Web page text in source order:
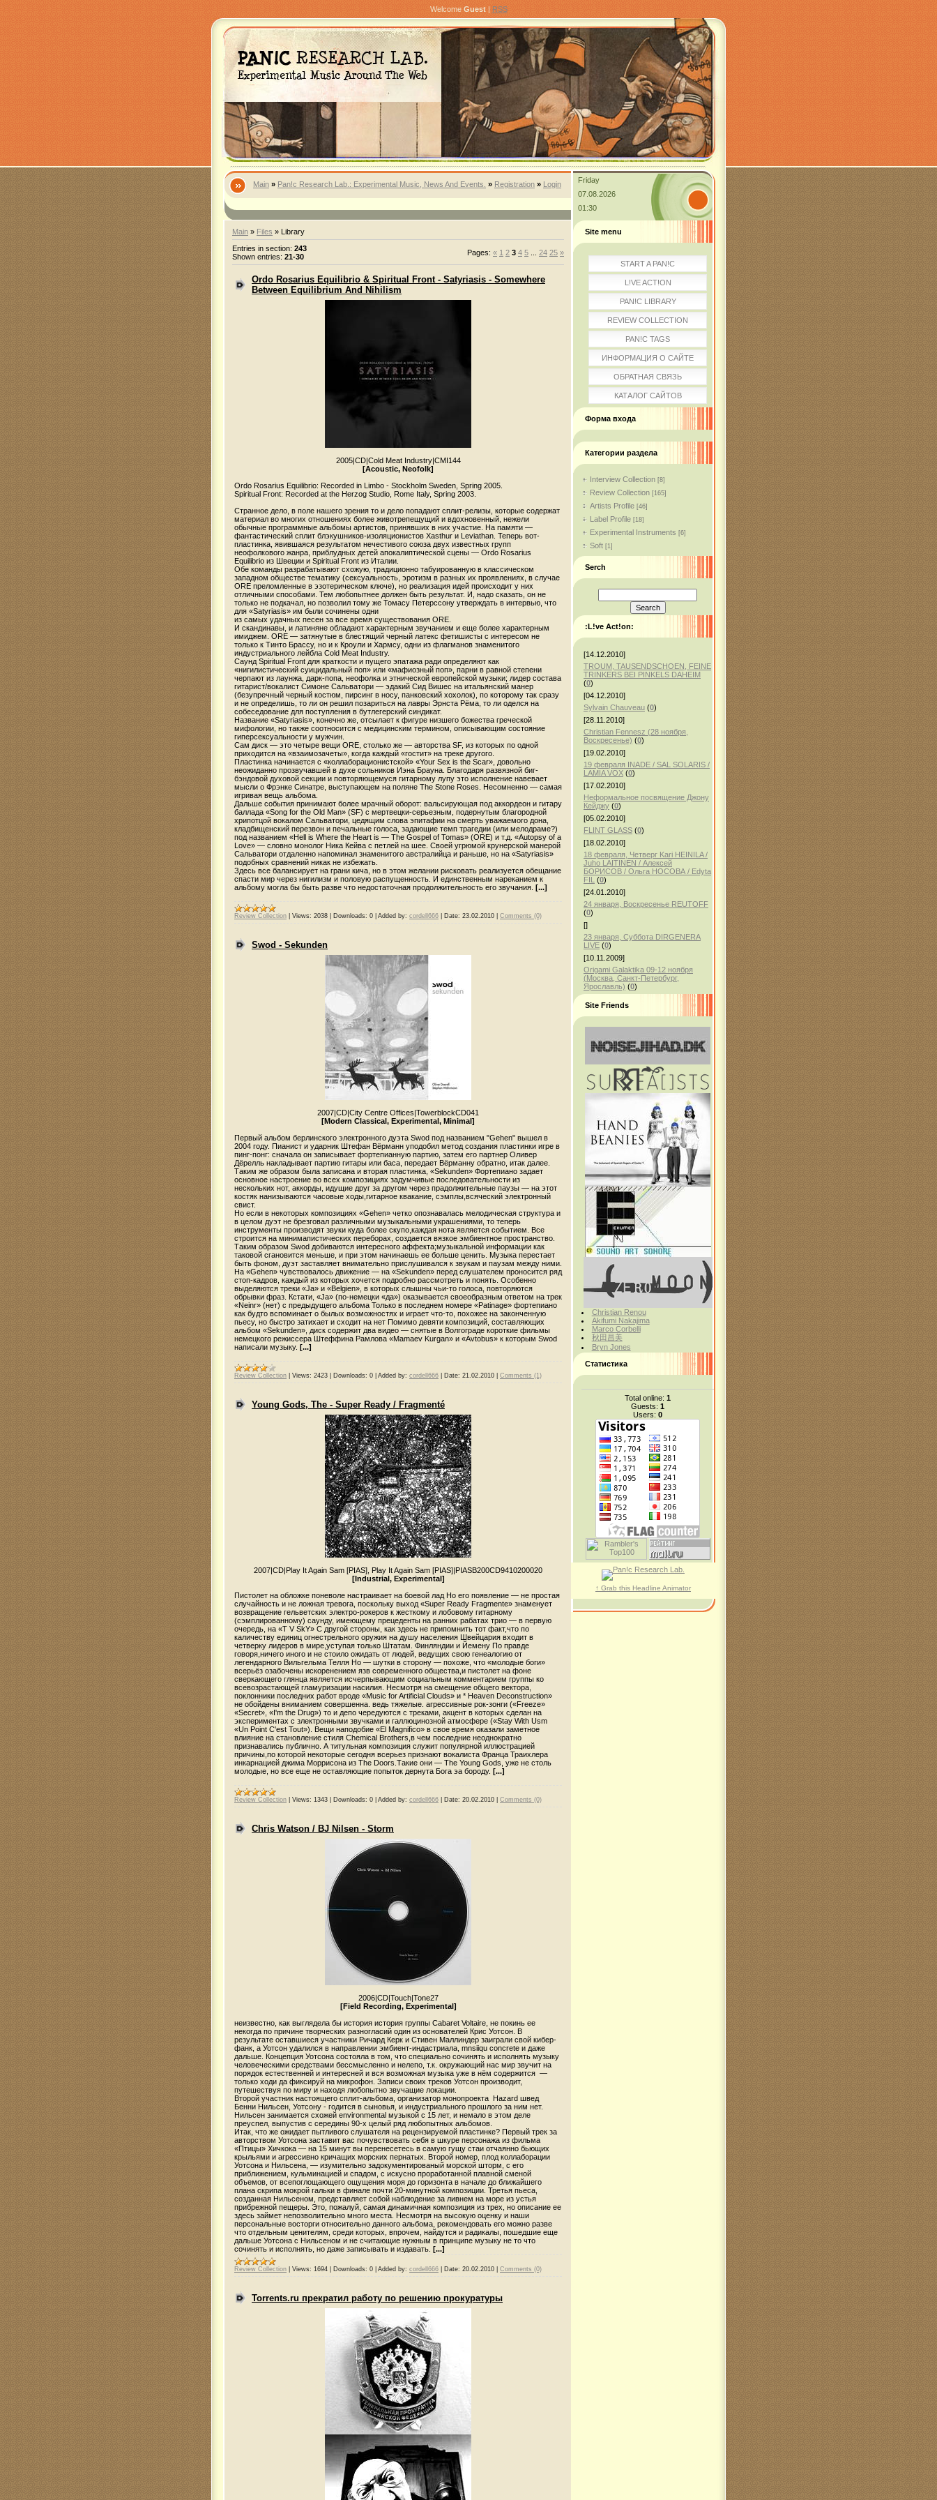
Welcome Guest| RSS
Main » Pan!c Research Lab.: Experimental Music, News And Events. » Registration » Login
Friday
07.08.2026
01:30
Main » Files » Library
Entries in section: 243
Shown entries: 21-30 Pages: « 1 2 3 4 5 24 25 »
Ordo Rosarius Equilibrio & Spiritual Front - Satyriasis - Somewhere
Between Equilibrium And Nihilism
2005| CD| Cold Meat Industry| CMI144
[Acoustic, Neofolk]
Ordo Rosarius Equilibrio: Recorded in Limbo - Stockholm Sweden, Spring 2005.
Spiritual Front: Recorded at the Herzog Studio, Rome Italy, Spring 2003.
Cтранное дело, в поле нашего зрения то и дело попадают сплит-релизы, которые содержат
материал во многих отношениях более животрепещущий и вдохновенный, нежели
обычные программные альбомы артистов, принявших в них участие. На памяти —
фантастический сплит блэкушников-изоляционистов Xasthur и Leviathan. Теперь вот-
пластинка, явившаяся результатом нечестивого союза двух известных групп
неофолкового жанра, приблудных детей апокалиптической сцены — Ordo Rosarius
Equilibrio из Швеции и Spiritual Front из Италии.
Обе команды разрабатывают схожую, традиционно табуированную в классическом
западном обществе тематику (сексуальность, эротизм в разных их проявлениях, в случае
ORE преломленные в эзотерическом ключе), но реализация идей происходит у них
отличными способами. Тем любопытнее должен быть результат. И, надо сказать, он не
только не подкачал, но позволил тому же Томасу Петерссону утверждать в интервью, что
для «Satyriasis» им были сочинены одни
из самых удачных песен за все время существования ORE.
И скандинавы, и латиняне обладают характерным звучанием и еще более характерным
имиджем. ORE — затянутые в блестящий черный латекс фетишисты с интересом не
только к Тинто Брассу, но и к Кроули и Хармсу, одни из флагманов знаменитого
индустриального лейбла Cold Meat Industry.
Саунд Spiritual Front для краткости и пущего эпатажа ради определяют как
«нигилистический суицидальный поп» или «мафиозный поп», парни в равной степени
черпают из лаунжа, дарк-попа, неофолка и этнической европейской музыки; лидер состава
гитарист/вокалист Симоне Сальватори — эдакий Сид Вишес на итальянский манер
(безупречный черный костюм, пирсинг в носу, панковский хохолок), по которому так сразу
и не определишь, то ли он решил позариться на лавры Эрнста Рёма, то ли оделся на
собеседование для поступления в бутлегерский синдикат.
Название «Satyriasis», конечно же, отсылает к фигуре низшего божества греческой
мифологии, но также соотносится с медицинским термином, описывающим состояние
гиперсексуальности у мужчин.
Сам диск — это четыре вещи ORE, столько же — авторства SF, из которых по одной
приходится на «взаимозачеты», когда каждый «гостит» на треке другого.
Пластинка начинается с «коллаборационистской» «Your Sex is the Scar», довольно
неожиданно прозвучавшей в духе сольников Иэна Брауна. Благодаря развязной биг-
бэндовой духовой секции и повторяющемуся гитарному лупу это исполнение навевает
мысли о Фрэнке Синатре, выступающем на поляне The Stone Roses. Несомненно — самая
игривая вещь альбома.
Дальше события принимают более мрачный оборот: вальсирующая под аккордеон и гитару
баллада «Song for the Old Man» (SF) с мертвецки-серьезным, подернутым благородной
хрипотцой вокалом Сальватори, цедящим слова эпитафии на смерть уважаемого дона,
кладбищенский перезвон и печальные голоса, задающие темп трагедии (или мелодраме?)
под названием «Hell is Where the Heart is — The Gospel of Tomas» (ORE) и т.д. «Autopsy of а
Love» — словно монолог Ника Кейва с петлей на шее. Своей угрюмой крунерской манерой
Сальватори отдаленно напоминал знаменитого австралийца и раньше, но на «Satyriasis»
подобных сравнений никак не избежать.
Здесь все балансирует на грани кича, но в этом желании рисковать реализуется обещание
спасти мир через нигилизм и половую распущенность. И единственным нареканием к
альбому могла бы быть разве что недостаточная продолжительность его звучания.
[...]
Review Collection Views: 2038 Downloads: 0 Added by: cordell666 Date: 23.02.2010 Comments (0)
Swod - Sekunden
2007 CD City Centre Offices TowerblockCD041
[Modern Classical, Experimental, Minimal]
Первый альбом берлинского электронного дуэта Swod под названием "Gehen" вышел в
2004 году. Пианист и ударник Штефан Вёрманн уподобил метод создания пластинки игре в
пинг-понг: сначала он записывает фортепианную партию, затем его партнер Оливер
Дёрелль накладывает партию гитары или баса, передает Вёрманну обратно, итак далее.
Таким же образом была записана и вторая пластинка, «Sekunden» Фортепиано задает
основное настроение во всех композициях задумчивые последовательности из
нескольких нот, аккорды, идущие друг за другом через прадолжительные паузы — на этот
костяк нанизываются часовые ходы,гитарное квакание, сэмплы,всяческий электронный
свист.
Но если в некоторых композициях «Gehen» четко опознавалась мелодическая структура и
в целом дуэт не брезговал различными музыкальными украшениями, то теперь
инструменты производят звуки куда более скупо,каждая нота является событием. Все
строится на минимапистических переборах, создается вязкое эмбиентное пространство.
Таким образом Swod добиваются интересного аффекта;музыкальной информации как
таковой сгановится меньше, и при этом начинаешь ее больше ценить. Музыка перестает
быть фоном, дуэт заставляет внимательно прислушивался к звукам и паузам между ними.
На «Gehen» чувствовалось движение — на «Sekunden» перед слушателем проносится ряд
стоп-кадров, каждый из которых хочется подробно рассмотреть и понять. Особенно
выделяются треки «Ja» и «Belgien», в которых слышны чьи-то голоса, повторяются
обрывки фраз. Кстати, «Ja» (по-немецки «да») оказывается своеобразным ответом на трек
«Neinr» (нет) с предыдущего альбома Только в последнем номере «Patinage» фортепиано
как будто вспоминает о былых возможностях и играет что-то, похожее на законченную
пьесу, но быстро затихает и сходит на нет Помимо девяти композиций, составляющих
альбом «Sekunden», диск содержит два видео — снятые в Волгограде короткие фильмы
немецкого режиссера Штеффина Рамлова «Маmаеv Kurgan» и «Avtobus» к которым Swod
написали музыку. [...]
Review Collection Views: 2423 Downloads: 0 Added by: cordell666 Date: 21.02.2010 Comments (1)
Young Gods, The - Super Ready / Fragmenté
2007 CD Play It Again Sam [PIAS], Play It Again Sam [PIAS] PIASB200CD9410200020
[Industrial, Experimental]
Пистолет на обложке поневоле настраивает на боевой лад Но его появление — не простая
случайность и не ложная тревога, поскольку выход «Super Ready Fragmente» знаменует
возвращение гельветских электро-рокеров к жесткому и лобовому гитарному
(сэмплированному) саунду, имеющему прецеденты на ранних рабатах трио — в первую
очередь, на «T V SkY» С другой стороны, как здесь не припомнить тот факт,что по
каличеству единиц огнестрельного оружия на душу населения Швейцария входит в
четверку лидеров в мире,уступая только Штатам. Финляндии и Йемену По правде
говоря,ничего иного и не стоило ожидать oт людей, ведущих свою генеалогию от
легендарного Вильгельма Телля Но — шутки в сторону — похоже, что «молодые боги»
всерьёз озабочены искоренением язв современного общества,и пистолет на фоне
сверкающего глянца является исчерпывающим социальным комментарием группы ко
всевозрастающей гламуризации насилия. Несмотря на смещение общего вектора,
поклонники последних работ вроде «Music for Artificial Clouds» и * Heaven Deconstruction»
не обойдены вниманием совершенна. ведь тяжелые. агрессивные рок-зонги («Freeze»
«Secret», «I'm the Drug») то и депо чередуются с треками, акцент в которых сделан на
экспериментах с злектронными звучками и галлюцинозной атмосфере («Stay With Usm
«Un Point С'est Tout»). Вещи наподобие «El Маgnifico» в свое время оказали заметное
влияние на становление стиля Chemical Brothers,в чем последние неоднократно
признавались публично. А титульная композиция служит популярной иллюстрацией
причины,по которой некоторые сегодня всерьез признают вокалиста Франца Траихлера
инкарнацией джима Моррисона из The Doors.Такие они — The Young Gods, уже не столь
молодые, но все еще не оставляющие попыток дернута Бога эа бороду. [...]
Review Collection Views: 1343 Downloads: 0 Added by: cordell666 Date: 20.02.2010 Comments (0)
Chris Watson / BJ Nilsen - Storm
2006| CD| Touch| Tone27
[Field Recording, Experimental]
неизвестно, как выглядела бы история история группы Cabaret Voltaire, не покинь ее
некогда по причине творческих разногласий один из основателей Крис Уотсон. В
результате оставшиеся участники Ричард Керк и Стивен Маллиндер заиграли свой кибер-
фанк, а Уотсон удалился в направлении эмбиент-индастриала, mnsiiqu concrete и даже
дальше. Концепция Уотсона состояла в том, что специально сочинять и исполнять музыку
человеческими средствами бессмысленно и нелепо, т.к. окружающий нас мир звучит на
порядок естественней и интересней и вся возможная музыка уже в нём содержится —
только ходи да фиксируй на микрофон. Записи своих треков Уотсон производит,
путешествуя по миру и находя любопытно звучащие локации.
Второй участник настоящего сплит-альбома, организатор монопроекта Hazard швед
Бенни Нильсен, Уотсону - годится в сыновья, и индустриального прошлого за ним нет.
Нильсен занимается схожей environmental музыкой с 15 лет, и немало в этом деле
преуспел, выпустив с середины 90-х целый ряд любопытных альбомов.
Итак, что же ожидает пытливого слушателя на рецензируемой пластинке? Первый трек за
авторством Уотсона заставит вас почувствовать себя в шкуре персонажа из фильма
«Птицы» Хичкока — на 15 минут вы перенесетесь в самую гущу стаи отчаянно бьющих
крыльями и агрессивно кричащих морских пернатых. Второй номер, плод коллаборации
Уотсона и Нильсена, — изумительно задокументированый морской шторм, с его
приближением, кульминацией и спадом, с искусно проработанной плавной сменой
объемов, от всепоглощающего ощущения моря до горизонта в начале до ближайшего
плана скрипа мокрой гальки в финале почти 20-минутной композиции. Третья пьеса,
созданная Нильсеном, представляет собой наблюдение за ливнем на море из устья
прибрежной пещеры. Это, пожалуй, самая динамичная композиция из трех, но описание ее
здесь займет непозволительно много места. Несмотря на высокую оценку и наши
персональные восторги относительно данного альбома, рекомендовать его можно разве
что отдельным ценителям, среди которых, впрочем, найдутся и радикалы, пошедшие еще
дальше Уотсона с Нильсеном и не считающие нужным в принципе музыку не то что
сочинять и исполнять, но даже записывать и издавать.
[...]
Review Collection Views: 1694 Downloads: 0 Added by: cordell666 Date: 20.02.2010 Comments (0)
Torrents.ru прекратил работу по решению прокуратуры
Site menu
START A PAN!C
L!VE ACT!ON
PAN!C LIBRARY
REVIEW COLLECTION
PAN!C TAGS
ИНФОРМАЦИЯ О САЙТЕ
ОБРАТНАЯ СВЯЗЬ
КАТАЛОГ САЙТОВ
Форма входа
Категории раздела
Interview Collection [8]
Review Collection [165]
Artists Profile [46]
Label Profile [18]
Experimental Instruments [6]
Soft [1]
Serch
:L!ve Act!on:
[14.12.2010]
TROUM, TAUSENDSCHOEN, FEINE
TRINKERS BEI PINKELS DAHEIM
(0)
[04.12.2010]
Sylvain Chauveau (0)
[28.11.2010]
Christian Fennesz (28 ноября,
Воскресенье) (0)
[19.02.2010]
19 февраля INADE / SAL SOLARIS /
LAMIA VOX (0)
[17.02.2010]
Неформальное посвящение Джону
Кейджу (0)
[05.02.2010]
FLINT GLASS (0)
[18.02.2010]
18 февраля, Четверг Kari HEINILA /
Juho LAITINEN / Алексей
БОРИСОВ / Ольга НОСОВА / Edyta
FIL (0)
[24.01.2010]
24 января, Воскресенье REUTOFF
(0)
[]
23 января, Суббота DIRGENERA
LIVE (0)
[10.11.2009]
Origami Galaktika 09-12 ноября
(Москва, Санкт-Петербург,
Ярославль) (0)
Site Friends
Christian Renou
Akifumi Nakajima
Marco Corbelli
秋田昌美
Bryn Jones
Статистика
Total online: 1
Guests: 1
Users: 0
↑ Grab this Headline Animator